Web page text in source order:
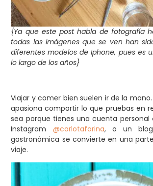
{Ya que este post habla de fotografía
todas las imágenes que se ven han
diferentes modelos de Iphone, pues es
lo largo de los años}
Viajar y comer bien suelen ir de la
apasiona compartir lo que pruebas en
sea porque tienes una cuenta
Instagram @carlotafarina, o un
gastronómica se convierte en una
viaje.